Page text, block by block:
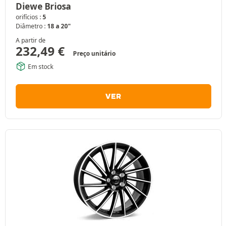
Diewe Briosa
orifícios :5
Diâmetro : 18 a 20"
A partir de
232,49 €
Preço unitário
Em stock
VER